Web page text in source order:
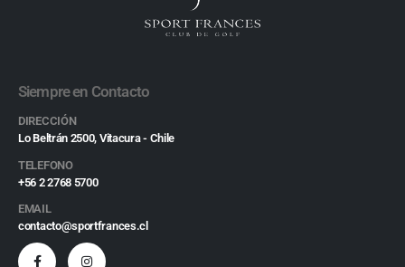
Siempre en Contacto
DIRECCIÓN
Lo Beltrán 2500, Vitacura - Chile
TELEFONO
+56 2 2768 5700
EMAIL
contacto@sportfrances.cl